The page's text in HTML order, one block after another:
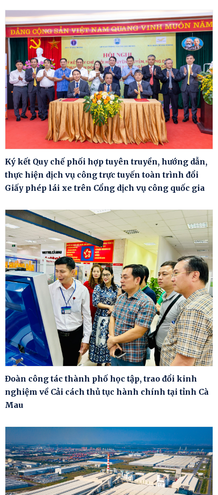
Ký kết Quy chế phối hợp tuyên truyền, hướng dẫn,
thực hiện dịch vụ công trực tuyến toàn trình đổi
Giấy phép lái xe trên Cổng dịch vụ công quốc gia
Đoàn công tác thành phố học tập, trao đổi kinh
nghiệm về Cải cách thủ tục hành chính tại tỉnh Cà
Mau